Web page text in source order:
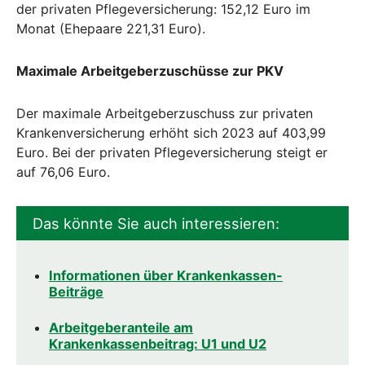
der privaten Pflegeversicherung: 152,12 Euro im
Monat (Ehepaare 221,31 Euro).
Maximale Arbeitgeberzuschüsse zur PKV
Der maximale Arbeitgeberzuschuss zur privaten
Krankenversicherung erhöht sich 2023 auf 403,99
Euro. Bei der privaten Pflegeversicherung steigt er
auf 76,06 Euro.
Das könnte Sie auch interessieren:
Informationen über Krankenkassen-
Beiträge
Arbeitgeberanteile am
Krankenkassenbeitrag: U1 und U2